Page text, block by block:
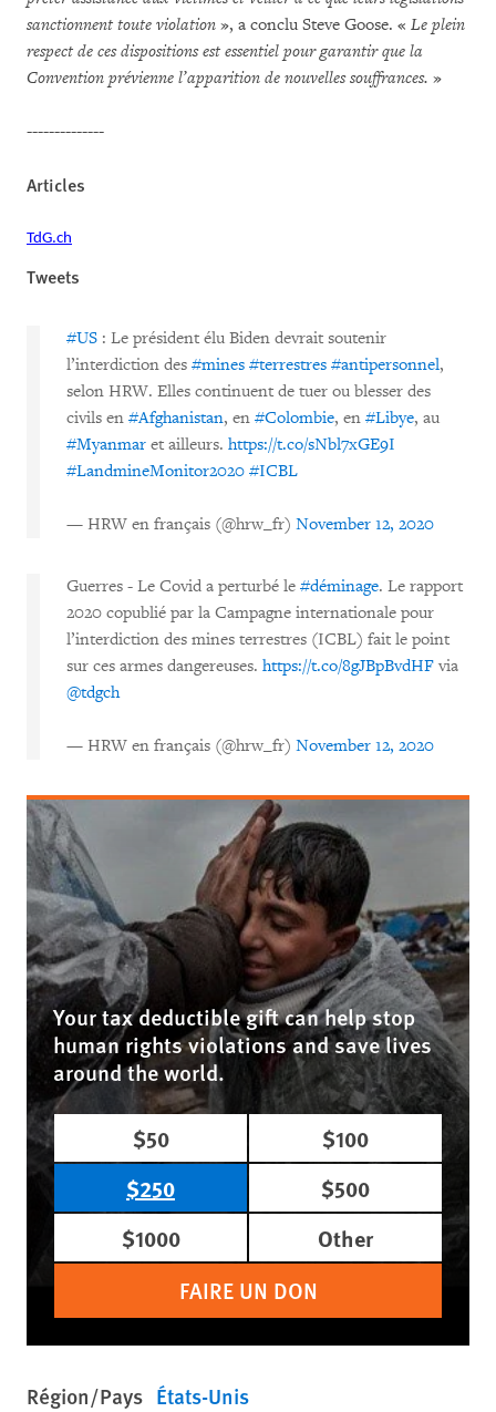
sanctionnent toute violation », a conclu Steve Goose. « Le plein
respect de ces dispositions est essentiel pour garantir que la
Convention prévienne l’apparition de nouvelles souffrances. »
--------------
Articles
TdG.ch
Tweets
#US : Le président élu Biden devrait soutenir
l’interdiction des #mines #terrestres #antipersonnel,
selon HRW. Elles continuent de tuer ou blesser des
civils en #Afghanistan, en #Colombie, en #Libye, au
#Myanmar et ailleurs. https://t.co/sNbl7xGE9I
#LandmineMonitor2020 #ICBL
— HRW en français (@hrw_fr) November 12, 2020
Guerres - Le Covid a perturbé le #déminage. Le rapport
2020 copublié par la Campagne internationale pour
l’interdiction des mines terrestres (ICBL) fait le point
sur ces armes dangereuses. https://t.co/8gJBpBvdHF via
@tdgch
— HRW en français (@hrw_fr) November 12, 2020
Your tax deductible gift can help stop
human rights violations and save lives
around the world.
$50
$100
$250
$500
$1000
Other
FAIRE UN DON
Région/Pays États-Unis